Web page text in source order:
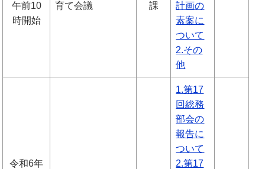
午前10
時開始
育て会議
課
計画の
素案に
ついて
2.その
他
令和6年
1.第17
回総務
部会の
報告に
ついて
2.第17